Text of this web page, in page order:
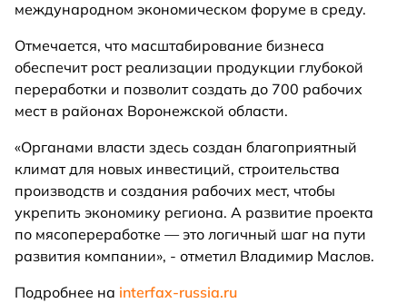
международном экономическом форуме в среду.
Отмечается, что масштабирование бизнеса
обеспечит рост реализации продукции глубокой
переработки и позволит создать до 700 рабочих
мест в районах Воронежской области.
«Органами власти здесь создан благоприятный
климат для новых инвестиций, строительства
производств и создания рабочих мест, чтобы
укрепить экономику региона. А развитие проекта
по мясопереработке — это логичный шаг на пути
развития компании», - отметил Владимир Маслов.
Подробнее на interfax-russia.ru